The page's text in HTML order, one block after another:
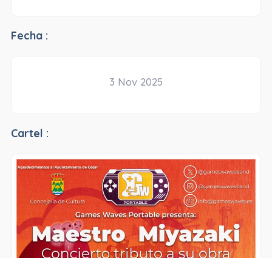
Fecha :
3 Nov 2025
Cartel :